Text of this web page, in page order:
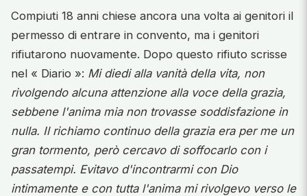
Compiuti 18 anni chiese ancora una volta ai genitori il
permesso di entrare in convento, ma i genitori
rifiutarono nuovamente. Dopo questo rifiuto scrisse
nel « Diario »: Mi diedi alla vanità della vita, non
rivolgendo alcuna attenzione alla voce della grazia,
sebbene l'anima mia non trovasse soddisfazione in
nulla. Il richiamo continuo della grazia era per me un
gran tormento, però cercavo di soffocarlo con i
passatempi. Evitavo d'incontrarmi con Dio
intimamente e con tutta l'anima mi rivolgevo verso le